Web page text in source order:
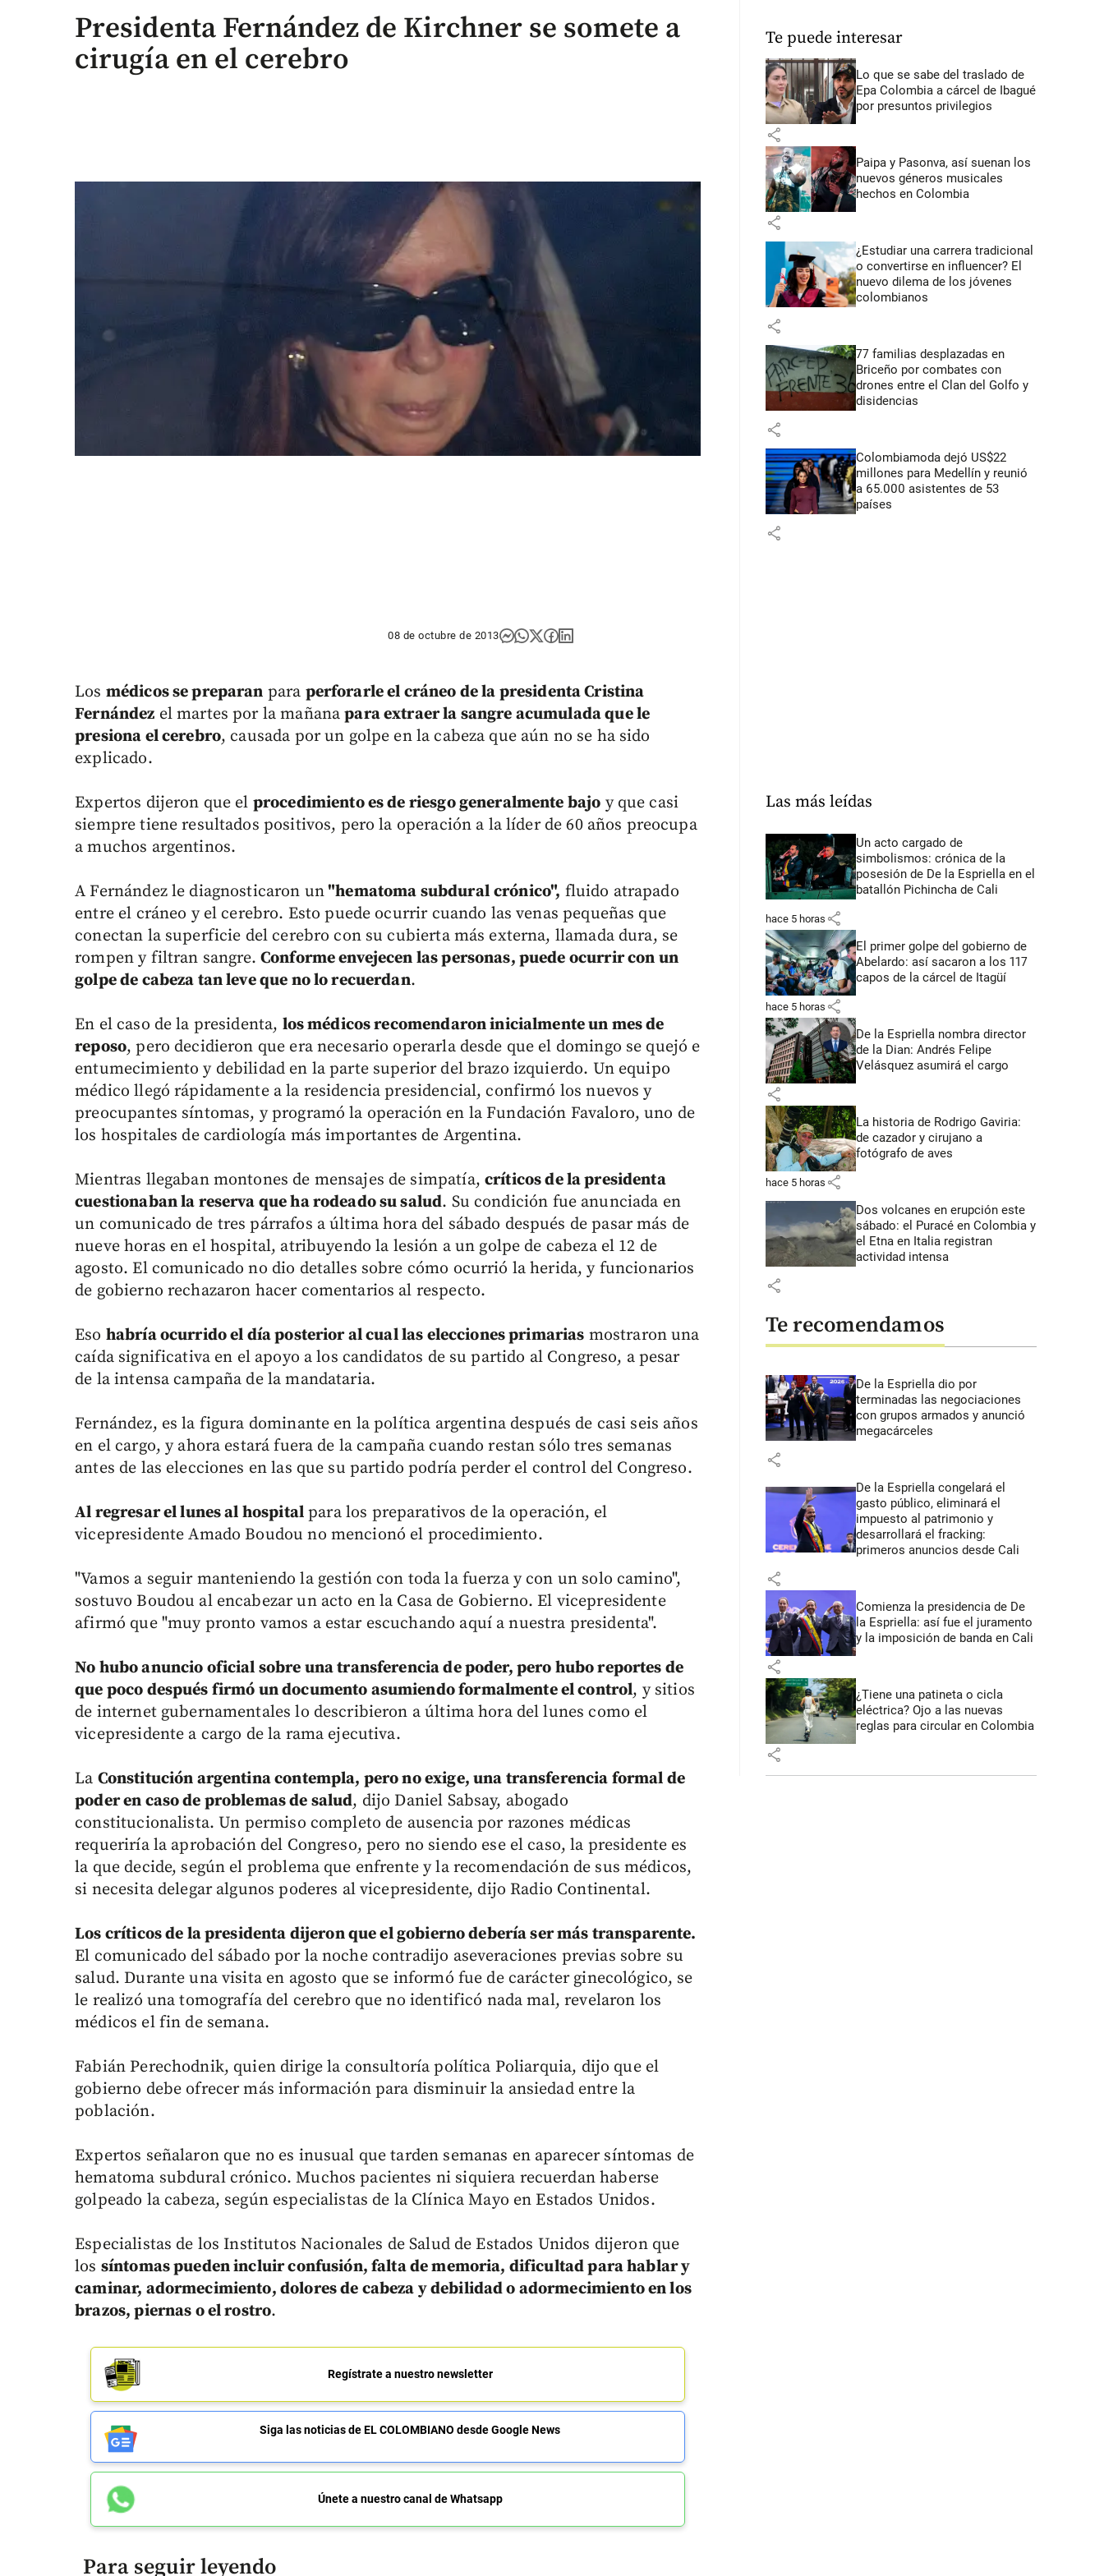
Presidenta Fernández de Kirchner se somete a
cirugía en el cerebro
08 de octubre de 2013
Los médicos se preparan para perforarle el cráneo de la presidenta Cristina
Fernández el martes por la mañanapara extraer la sangre acumulada que le
presiona el cerebro, causada por un golpe en la cabeza que aún no se ha sido
explicado.
Expertos dijeron que el procedimiento es de riesgo generalmente bajo y que casi
siempre tiene resultados positivos, pero la operación a la líder de 60 años preocupa
a muchos argentinos.
A Fernández le diagnosticaron un"hematoma subdural crónico", fluido atrapado
entre el cráneo y el cerebro. Esto puede ocurrir cuando las venas pequeñas que
conectan la superficie del cerebro con su cubierta más externa, llamada dura, se
rompen y filtran sangre. Conforme envejecen las personas, puede ocurrir con un
golpe de cabeza tan leve que no lo recuerdan.
En el caso de la presidenta, los médicos recomendaron inicialmente un mes de
reposo, pero decidieron que era necesario operarla desde que el domingo se quejó e
entumecimiento y debilidad en la parte superior del brazo izquierdo. Un equipo
médico llegó rápidamente a la residencia presidencial, confirmó los nuevos y
preocupantes síntomas, y programó la operación en la Fundación Favaloro, uno de
los hospitales de cardiología más importantes de Argentina.
Mientras llegaban montones de mensajes de simpatía, críticos de la presidenta
cuestionaban la reserva que ha rodeado su salud. Su condición fue anunciada en
un comunicado de tres párrafos a última hora del sábado después de pasar más de
nueve horas en el hospital, atribuyendo la lesión a un golpe de cabeza el 12 de
agosto. El comunicado no dio detalles sobre cómo ocurrió la herida, y funcionarios
de gobierno rechazaron hacer comentarios al respecto.
Eso habría ocurrido el día posterior al cual las elecciones primarias mostraron una
caída significativa en el apoyo a los candidatos de su partido al Congreso, a pesar
de la intensa campaña de la mandataria.
Fernández, es la figura dominante en la política argentina después de casi seis años
en el cargo, y ahora estará fuera de la campaña cuando restan sólo tres semanas
antes de las elecciones en las que su partido podría perder el control del Congreso.
Al regresar el lunes al hospital para los preparativos de la operación, el
vicepresidente Amado Boudou no mencionó el procedimiento.
"Vamos a seguir manteniendo la gestión con toda la fuerza y con un solo camino",
sostuvo Boudou al encabezar un acto en la Casa de Gobierno. El vicepresidente
afirmó que "muy pronto vamos a estar escuchando aquí a nuestra presidenta".
No hubo anuncio oficial sobre una transferencia de poder, pero hubo reportes de
que poco después firmó un documento asumiendo formalmente el control, y sitios
de internet gubernamentales lo describieron a última hora del lunes como el
vicepresidente a cargo de la rama ejecutiva.
La Constitución argentina contempla, pero no exige, una transferencia formal de
poder en caso de problemas de salud, dijo Daniel Sabsay, abogado
constitucionalista. Un permiso completo de ausencia por razones médicas
requeriría la aprobación del Congreso, pero no siendo ese el caso, la presidente es
la que decide, según el problema que enfrente y la recomendación de sus médicos,
si necesita delegar algunos poderes al vicepresidente, dijo Radio Continental.
Los críticos de la presidenta dijeron que el gobierno debería ser más transparente.
El comunicado del sábado por la noche contradijo aseveraciones previas sobre su
salud. Durante una visita en agosto que se informó fue de carácter ginecológico, se
le realizó una tomografía del cerebro que no identificó nada mal, revelaron los
médicos el fin de semana.
Fabián Perechodnik, quien dirige la consultoría política Poliarquia, dijo que el
gobierno debe ofrecer más información para disminuir la ansiedad entre la
población.
Expertos señalaron que no es inusual que tarden semanas en aparecer síntomas de
hematoma subdural crónico. Muchos pacientes ni siquiera recuerdan haberse
golpeado la cabeza, según especialistas de la Clínica Mayo en Estados Unidos.
Especialistas de los Institutos Nacionales de Salud de Estados Unidos dijeron que
los síntomas pueden incluir confusión, falta de memoria, dificultad para hablar y
caminar, adormecimiento, dolores de cabeza y debilidad o adormecimiento en los
brazos, piernas o el rostro.
Regístrate a nuestro newsletter
Siga las noticias de EL COLOMBIANO desde Google News
Únete a nuestro canal de Whatsapp
Para seguir leyendo
Te puede interesar
Lo que se sabe del traslado de
Epa Colombia a cárcel de Ibagué
por presuntos privilegios
share
Paipa y Pasonva, así suenan los
nuevos géneros musicales
hechos en Colombia
share
¿Estudiar una carrera tradicional
o convertirse en influencer? El
nuevo dilema de los jóvenes
colombianos
share
77 familias desplazadas en
Briceño por combates con
drones entre el Clan del Golfo y
disidencias
share
Colombiamoda dejó US$22
millones para Medellín y reunió
a 65.000 asistentes de 53
países
share
Las más leídas
Un acto cargado de
simbolismos: crónica de la
posesión de De la Espriella en el
batallón Pichincha de Cali
hace 5 horas share
El primer golpe del gobierno de
Abelardo: así sacaron a los 117
capos de la cárcel de Itagüí
hace 5 horas share
De la Espriella nombra director
de la Dian: Andrés Felipe
Velásquez asumirá el cargo
share
La historia de Rodrigo Gaviria:
de cazador y cirujano a
fotógrafo de aves
hace 5 horas share
Dos volcanes en erupción este
sábado: el Puracé en Colombia y
el Etna en Italia registran
actividad intensa
share
Te recomendamos
De la Espriella dio por
terminadas las negociaciones
con grupos armados y anunció
megacárceles
share
De la Espriella congelará el
gasto público, eliminará el
impuesto al patrimonio y
desarrollará el fracking:
primeros anuncios desde Cali
share
Comienza la presidencia de De
la Espriella: así fue el juramento
y la imposición de banda en Cali
share
¿Tiene una patineta o cicla
eléctrica? Ojo a las nuevas
reglas para circular en Colombia
share